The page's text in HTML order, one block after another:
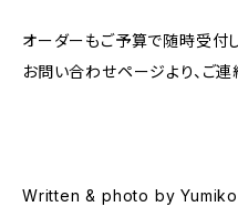
オーダーもご予算で随時受付し
お問い合わせページより、ご連
Written & photo by